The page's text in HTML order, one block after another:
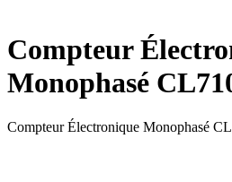
Compteur
Monophasé
Compteur Électronique Monophasé